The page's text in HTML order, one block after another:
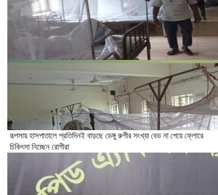
রূপসায় হাসপাতালে প্রতিদিনই বাড়ছে ডেঙ্গু রুগীর সংখ্যা বেড না পেয়ে ফ্লোরে
চিকিৎসা নিচ্ছেন রোগীরা